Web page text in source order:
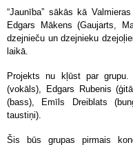
“Jaunība” sākās kā
Edgars Mākens (Gaujarts,
dzejnieču un dzejnieku
laikā.
Projekts nu kļūst par
(vokāls), Edgars Rubenis
(bass), Emīls Dreiblats
taustiņi).
Šis būs grupas pirmais